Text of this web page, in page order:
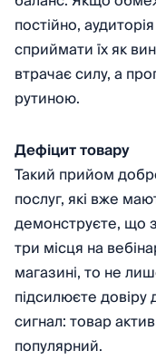
постійно,
сприймати їх як
втрачає силу, а
рутиною.
Дефіцит товару
Такий прийом
послуг, які вже
демонструєте, що
три місця на
магазині, то не
підсилюєте
сигнал: товар
популярний.